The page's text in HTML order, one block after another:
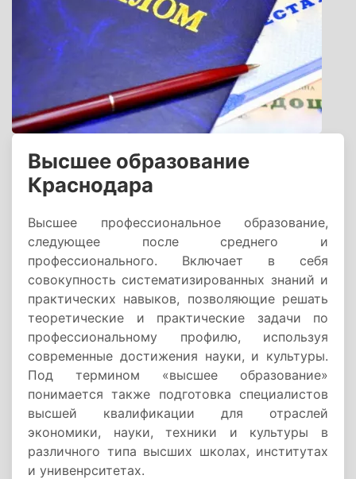
Высшее образование
Краснодара
Высшее профессиональное образование,
следующее после среднего и
профессионального. Включает в себя
совокупность систематизированных знаний и
практических навыков, позволяющие решать
теоретические и практические задачи по
профессиональному профилю, используя
современные достижения науки, и культуры.
Под термином «высшее образование»
понимается также подготовка специалистов
высшей квалификации для отраслей
экономики, науки, техники и культуры в
различного типа высших школах, институтах
и унивенрситетах.